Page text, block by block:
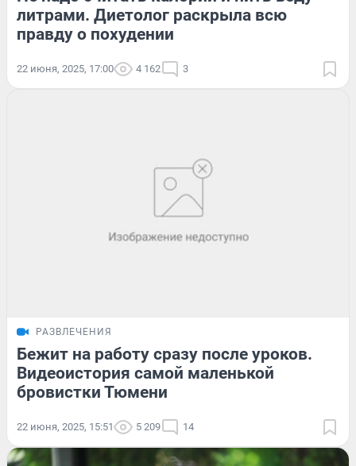
литрами. Диетолог раскрыла всю
правду о похудении
22 июня, 2025, 17:00 4 162 3
РАЗВЛЕЧЕНИЯ
Бежит на работу сразу после уроков.
Видеоистория самой маленькой
бровистки Тюмени
22 июня, 2025, 15:51 5 209 14